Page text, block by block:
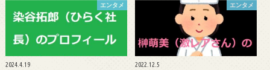
エンタメ
2024.4.19
エンタメ
2022.12.5